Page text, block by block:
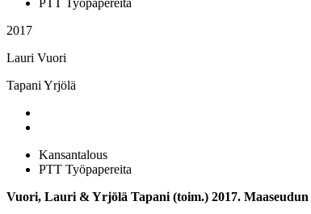
PTT Työpapereita
2017
Lauri Vuori
Tapani Yrjölä
Kansantalous
PTT Työpapereita
Vuori, Lauri & Yrjölä Tapani (toim.) 2017.